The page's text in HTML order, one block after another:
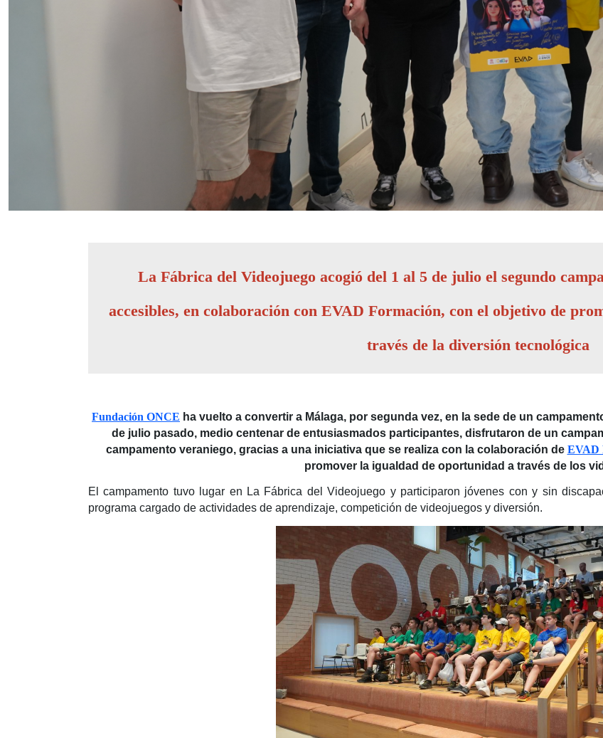
La Fábrica del Videojuego acogió del 1 al 5 de julio el segundo
accesibles, en colaboración con EVAD Formación, con el objetivo de
través de la diversión tecnológica
Fundación ONCE ha vuelto a convertir a Málaga, por segunda vez, en la sede de un
de julio pasado, medio centenar de entusiasmados participantes, disfrutaron de un
campamento veraniego, gracias a una iniciativa que se realiza con la colaboración de EVAD
promover la igualdad de oportunidad a través de los
El campamento tuvo lugar en La Fábrica del Videojuego y participaron jóvenes con y sin
programa cargado de actividades de aprendizaje, competición de videojuegos y diversión.